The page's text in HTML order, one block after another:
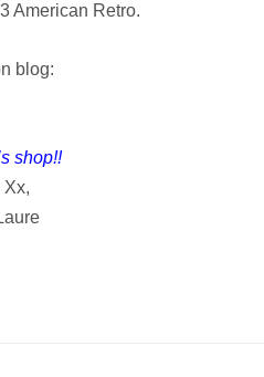
American Retro.
blog:
shop!!
Xx,